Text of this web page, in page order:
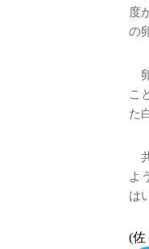
度
の
こ
た
よ
は
(佐